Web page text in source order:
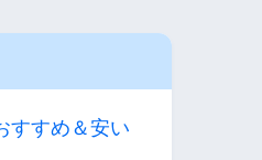
すすめ＆安い